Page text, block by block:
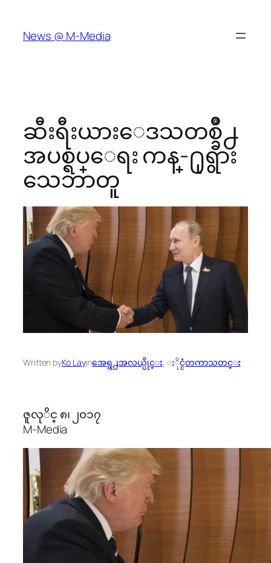
content
News @ M-Media
ဆီးရီးယားေဒသတစ္ခ်ိဳ႕
အပစ္ရပ္ေရး ကန္-႐ုရွား
သေဘာတူ
Written byKo Layinအေရွ႕အလယ္ပိုင္း, ႏိုင္ငံတကာသတင္း
ဇူလုိင္ ၈၊ ၂၀၁၇
M-Media